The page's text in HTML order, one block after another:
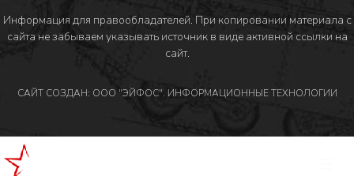
Информация для правообладателей. При копировании материала с
сайта не забываем указывать источник в виде активной ссылки на
сайт.
САЙТ СОЗДАН: ООО "ЭЙФОС". ИНФОРМАЦИОННЫЕ ТЕХНОЛОГИИ